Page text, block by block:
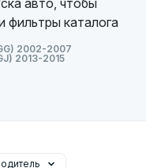
авто, чтобы
фильтры каталога
2002-2007
2013-2015